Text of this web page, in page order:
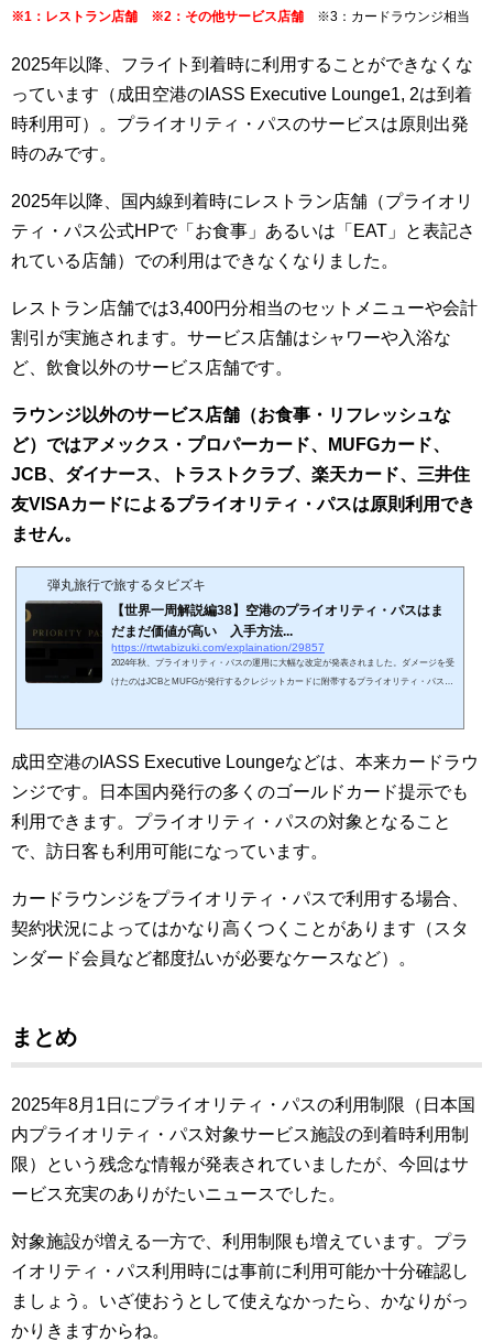
※1：レストラン店舗 ※2：その他サービス店舗 ※3：カードラウンジ相当
2025年以降、フライト到着時に利用することができなくな
っています（成田空港のIASS Executive Lounge1, 2は到着
時利用可）
。プライオリティ・パスのサービスは原則出発
時のみです。
2025年以降、国内線到着時にレストラン店舗（プライオリ
ティ・パス公式HPで「お食事」あるいは「EAT」と表記さ
れている店舗）での利用はできなくなりました。
レストラン店舗では3,400円分相当のセットメニューや会計
割引が実施されます。サービス店舗はシャワーや入浴な
ど、飲食以外のサービス店舗です。
ラウンジ以外のサービス店舗（お食事・リフレッシュな
ど）ではアメックス・プロパーカード、MUFGカード、
JCB、ダイナース、トラストクラブ、楽天カード、三井住
友VISAカードによるプライオリティ・パスは原則利用でき
ません。
弾丸旅行で旅するタビズキ
【世界一周解説編38】空港のプライオリティ・パスはま
だまだ価値が高い 入手方法...
https://rtwtabizuki.com/explaination/29857
2024年秋、プライオリティ・パスの運用に大幅な改定が発表されました。ダメージを受
けたのはJCBとMUFGが発行するクレジットカードに附帯するプライオリティ・パスで
ラウンジを使用できます。そのパスは無条件に手に入るものではありません。正式に発
成田空港のIASS Executive Loungeなどは、本来カードラウ
ンジです。日本国内発行の多くのゴールドカード提示でも
利用できます。プライオリティ・パスの対象となること
で、訪日客も利用可能になっています。
カードラウンジをプライオリティ・パスで利用する場合、
契約状況によってはかなり高くつくことがあります（スタ
ンダード会員など都度払いが必要なケースなど）。
まとめ
2025年8月1日にプライオリティ・パスの利用制限（日本国
内プライオリティ・パス対象サービス施設の到着時利用制
限）という残念な情報が発表されていましたが、今回はサ
ービス充実のありがたいニュースでした。
対象施設が増える一方で、利用制限も増えています。プラ
イオリティ・パス利用時には事前に利用可能か十分確認し
ましょう。いざ使おうとして使えなかったら、かなりがっ
かりきますからね。